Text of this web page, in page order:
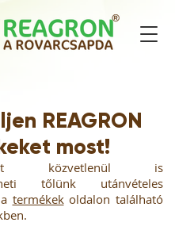
REAGRON
most!
közvetlenül is
tőlünk utánvételes
termékekoldalon található